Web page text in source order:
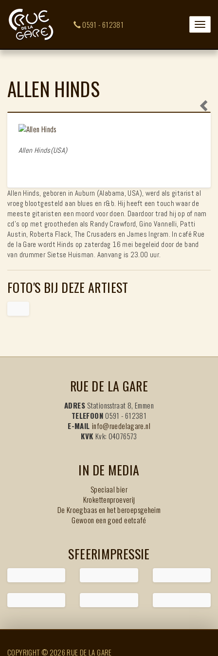
Toggle
0591 - 612381
ALLEN HINDS
Allen Hinds(USA)
Allen Hinds, geboren in Auburn (Alabama, USA), werd als gitarist al
vroeg blootgesteld aan blues en r&b. Hij heeft een touch waar de
meeste gitaristen een moord voor doen. Daardoor trad hij op of nam
cd’s op met grootheden als Randy Crawford, Gino Vannelli, Patti
Austin, Roberta Flack, The Crusaders en James Ingram. In café Rue
de la Gare wordt Hinds op zaterdag 16 mei begeleid door de band
van drummer Sietse Huisman. Aanvang is 23.00 uur.
FOTO'S BIJ DEZE ARTIEST
RUE DE LA GARE
ADRES Stationsstraat 8, Emmen
TELEFOON0591 - 612381
E-MAIL info@ruedelagare.nl
KVK Kvk: 04076573
IN DE MEDIA
Speciaal bier
Krokettenproeverij
De Kroegbaas en het beroepsgeheim
Gewoon een goed eetcafé
SFEERIMPRESSIE
COPYRIGHT © 2026 RUE DE LA GARE